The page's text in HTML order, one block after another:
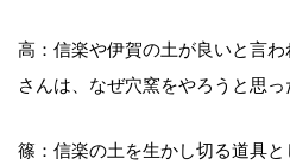
高：信楽や伊賀の土が良いと言
さんは、なぜ穴窯をやろうと思っ
篠：信楽の土を生かし切る道具